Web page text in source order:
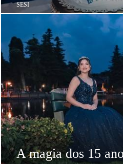
SESI
A magia dos 15